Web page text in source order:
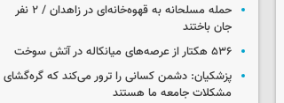
حمله مسلحانه به قهوه‌خانه‌ای در زاهدان / ۲ نفر
جان باختند
۵۳۶ هکتار از عرصه‌های میانکاله در آتش سوخت
پزشکیان: دشمن کسانی را ترور می‌کند که گره‌گشای
مشکلات جامعه ما هستند